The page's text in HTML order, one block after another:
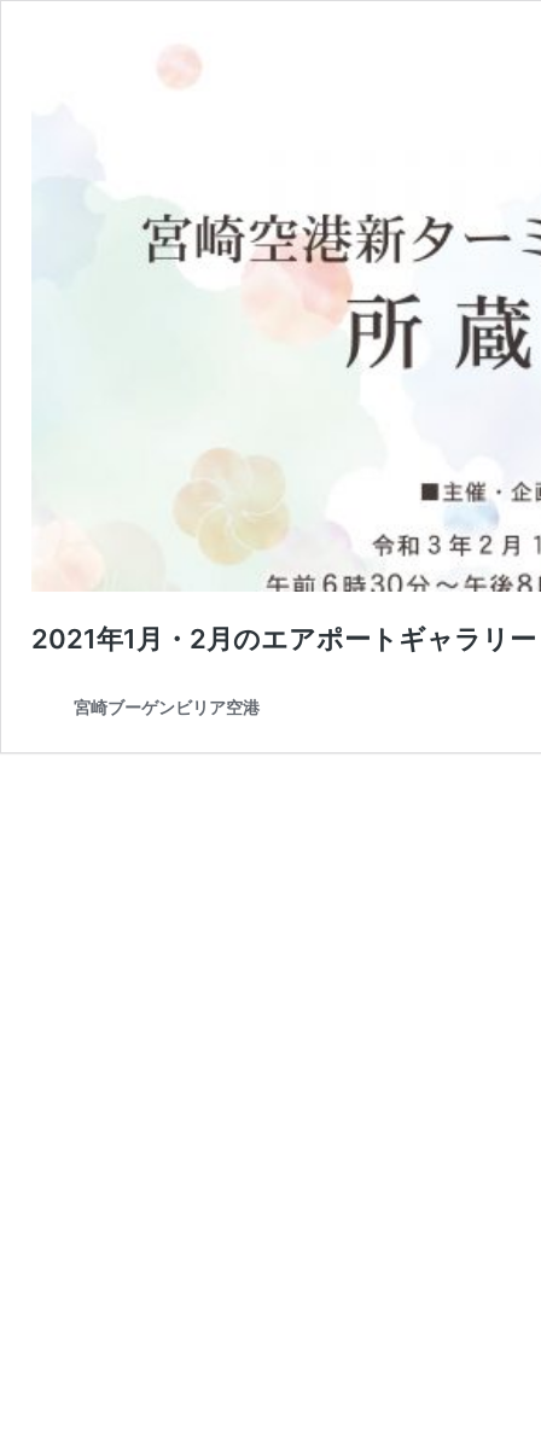
2021年1月・2月のエアポートギャラリ
宮崎ブーゲンビリア空港